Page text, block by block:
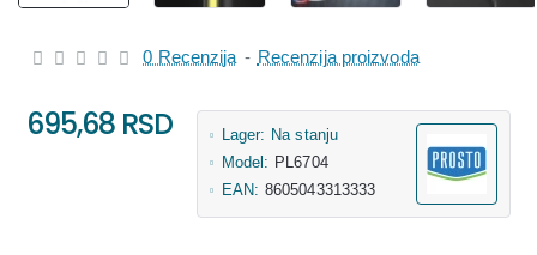
0 Recenzija - Recenzija proizvoda
695,68 RSD Lager: Na stanju
Model: PL6704
EAN: 8605043313333